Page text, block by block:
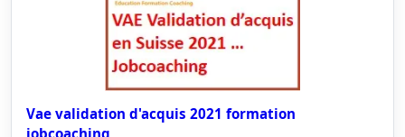
Vae validation d'acquis 2021 formation
jobcoaching